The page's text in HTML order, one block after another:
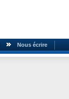
Nous écrire